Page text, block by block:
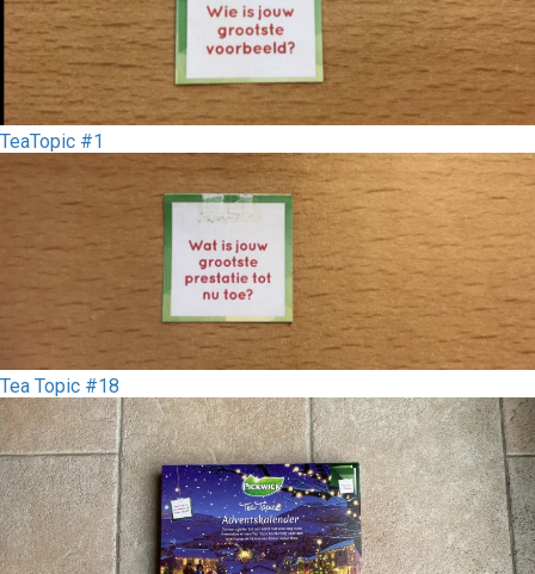
TeaTopic #1
Tea Topic #18